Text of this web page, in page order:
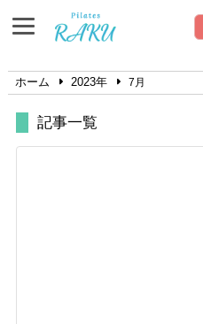
ホーム 2023年 7月
記事一覧